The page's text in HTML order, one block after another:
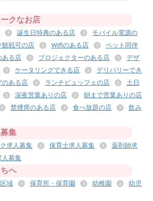
クなお店
誕生日特典のある店
モバイル電源の
観戦可の店 Wifiのある店
ペット同伴
ある店 プロジェクターのある店
デザ
ケータリングできる店
デリバリーでき
のある店 ランチビュッフェの店
土日
深夜営業ありの店
朝まで営業ありの店
禁煙席のある店 食べ放題の店
飲み
集
求人募集 保育士求人募集
薬剤師求
人募集
へ
域 保育所・保育園 幼稚園
幼児